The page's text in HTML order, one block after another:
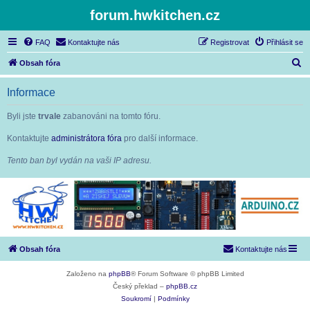
forum.hwkitchen.cz
FAQ Kontaktujte nás Přihlásit se
Registrovat
Obsah fóra
l
Informace
Byli jste trvale zabanováni na tomto fóru.
Kontaktujte administrátora fóra pro další informace.
Tento ban byl vydán na vaši IP adresu.
Obsah fóra Kontaktujte nás
Založeno na phpBB® Forum Software © phpBB Limited
Český překlad – phpBB.cz
Soukromí
Podmínky